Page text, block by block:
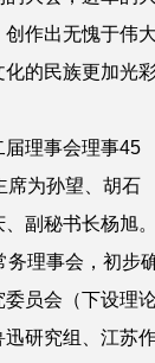
作出无愧于伟
的民族更加光
理事会理事45
席为孙望、胡石
副秘书长杨旭
理事会，初步
员会（下设理
研究组、江苏